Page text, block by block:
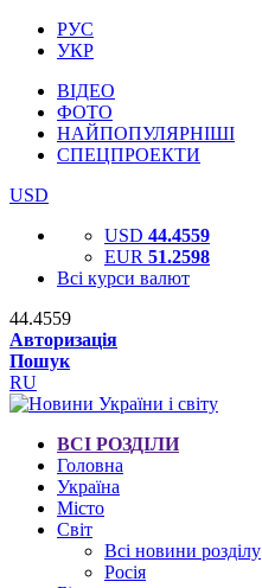
РУС
УКР
ВІДЕО
ФОТО
НАЙПОПУЛЯРНІШІ
СПЕЦПРОЕКТИ
USD
USD 44.4559
EUR 51.2598
Всі курси валют
44.4559
Авторизація
Пошук
RU
ВСІ РОЗДІЛИ
Головна
Україна
Місто
Світ
Всі новини розділу
Росія